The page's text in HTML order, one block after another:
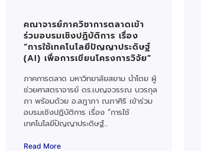
คณาจารย์ภาควิชาการตลาดเข้า
ร่วมอบรมเชิงปฏิบัติการ เรื่อง
“การใช้เทคโนโลยีปัญญาประดิษฐ์
(AI) เพื่อการเขียนโครงการวิจัย”
ภาคการตลาด มหาวิทยาลัยสยาม นำโดย ผู้
ช่วยศาสตราจารย์ ดร.เบญจวรรณ บวรกุล
ภา พร้อมด้วย อ.ลฎาภา ณภาศิริ เข้าร่วม
อบรมเชิงปฏิบัติการ เรื่อง “การใช้
เทคโนโลยีปัญญาประดิษฐ์...
Read More